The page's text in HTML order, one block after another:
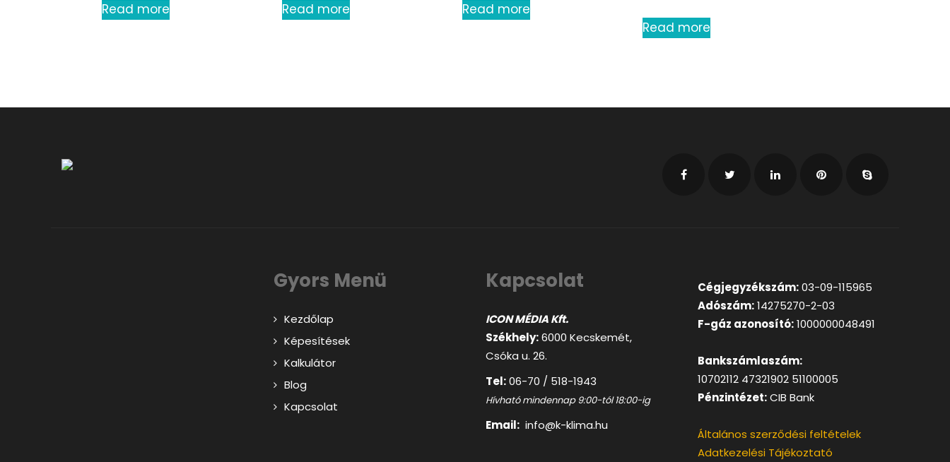
Read more Read more Read more
Read more
Gyors Menü
Kezdőlap
Képesítések
Kalkulátor
Blog
Kapcsolat
Kapcsolat
ICON MÉDIA Kft.
Székhely:6000 Kecskemét,
Csóka u. 26.
Tel:06-70 / 518-1943
Hívható mindennap 9:00-tól 18:00-ig
Email: info@k-klima.hu
Cégjegyzékszám:03-09-115965
Adószám:14275270-2-03
F-gáz azonosító:1000000048491
Bankszámlaszám:
10702112 47321902 51100005
Pénzintézet:CIB Bank
Általános szerződési feltételek
Adatkezelési Tájékoztató